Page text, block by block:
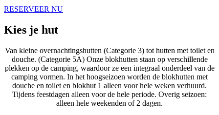
RESERVEER NU
Kies je hut
Van kleine overnachtingshutten (Categorie 3) tot hutten met toilet en
douche. (Categorie 5A) Onze blokhutten staan op verschillende
plekken op de camping, waardoor ze een integraal onderdeel van de
camping vormen. In het hoogseizoen worden de blokhutten met
douche en toilet en blokhut 1 alleen voor hele weken verhuurd.
Tijdens feestdagen alleen voor de hele periode. Overig seizoen:
alleen hele weekenden of 2 dagen.